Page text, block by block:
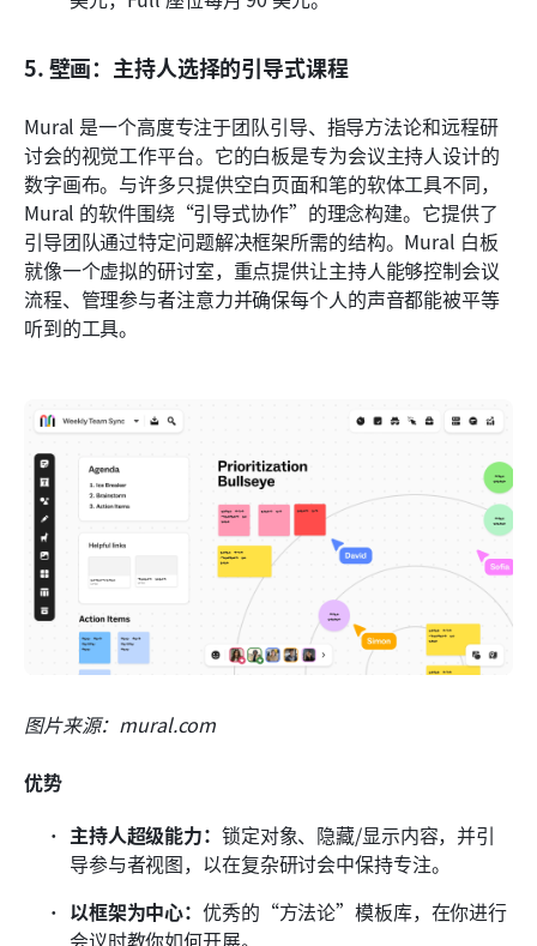
5. 壁画：主持人选择的引导式课程
Mural 是一个高度专注于团队引导、指导方法论和远程研
讨会的视觉工作平台。它的白板是专为会议主持人设计的
数字画布。与许多只提供空白页面和笔的软体工具不同，
Mural 的软件围绕“引导式协作”的理念构建。它提供了
引导团队通过特定问题解决框架所需的结构。Mural 白板
就像一个虚拟的研讨室，重点提供让主持人能够控制会议
流程、管理参与者注意力并确保每个人的声音都能被平等
听到的工具。
图片来源：mural.com
优势
主持人超级能力： 锁定对象、隐藏/显示内容，并引
导参与者视图，以在复杂研讨会中保持专注。
以框架为中心：优秀的“方法论”模板库，在你进行
会议时教你如何开展。